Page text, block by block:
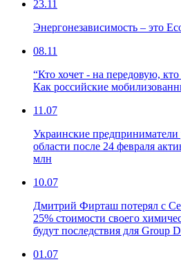
23.11
Энергонезависимость – это
08.11
“Кто хочет - на передовую,
Как российские
11.07
Украинские предприниматели
области после 24 февраля
млн
10.07
Дмитрий Фирташ потерял с
25% стоимости своего
будут последствия для Group
01.07